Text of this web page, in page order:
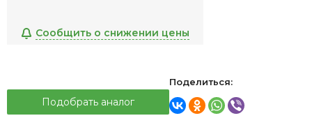
Сообщить о снижении цены
Подобрать аналог
Поделиться: